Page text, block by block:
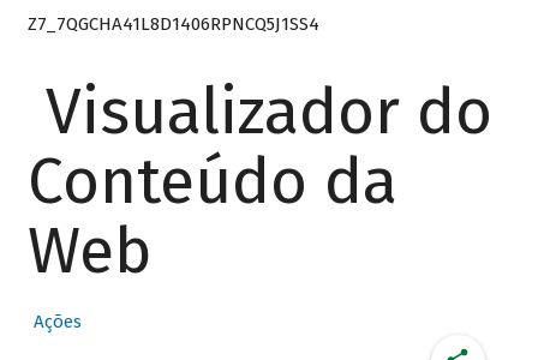
Z7_7QGCHA41L8D1406RPNCQ5J1SS4
Visualizador do
Conteúdo da
Web
Ações